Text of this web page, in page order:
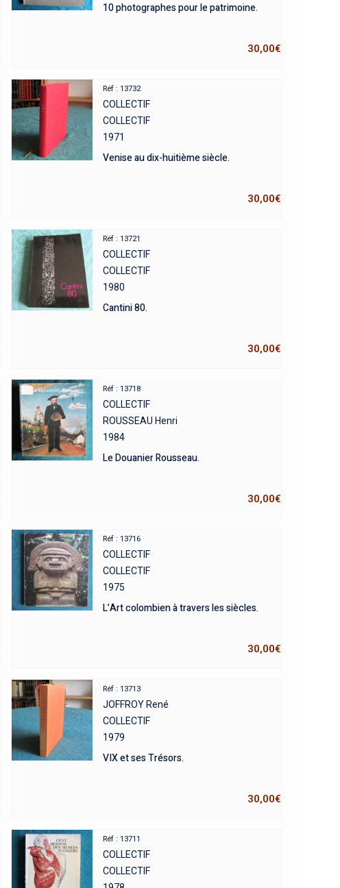
10 photographes pour le patrimoine.
30,00€
Réf : 13732
COLLECTIF
COLLECTIF
1971
Venise au dix-huitième siècle.
30,00€
Réf : 13721
COLLECTIF
COLLECTIF
1980
Cantini 80.
30,00€
Réf : 13718
COLLECTIF
ROUSSEAU Henri
1984
Le Douanier Rousseau.
30,00€
Réf : 13716
COLLECTIF
COLLECTIF
1975
L’Art colombien à travers les siècles.
30,00€
Réf : 13713
JOFFROY René
COLLECTIF
1979
VIX et ses Trésors.
30,00€
Réf : 13711
COLLECTIF
COLLECTIF